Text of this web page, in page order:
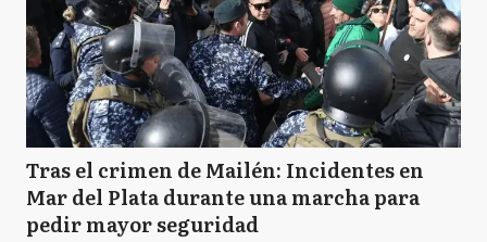
Tras el crimen de Mailén: Incidentes en
Mar del Plata durante una marcha para
pedir mayor seguridad